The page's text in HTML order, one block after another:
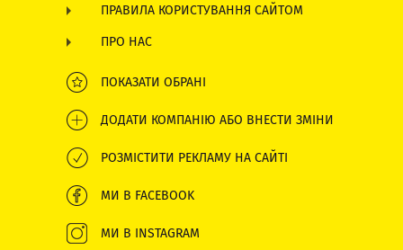
ПРАВИЛА КОРИСТУВАННЯ САЙТОМ
ПРО НАС
ПОКАЗАТИ ОБРАНІ
ДОДАТИ КОМПАНІЮ АБО ВНЕСТИ ЗМІНИ
РОЗМІСТИТИ РЕКЛАМУ НА САЙТІ
МИ В FACEBOOK
МИ В INSTAGRAM